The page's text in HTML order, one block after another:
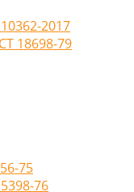
2017
18698-79
75
76